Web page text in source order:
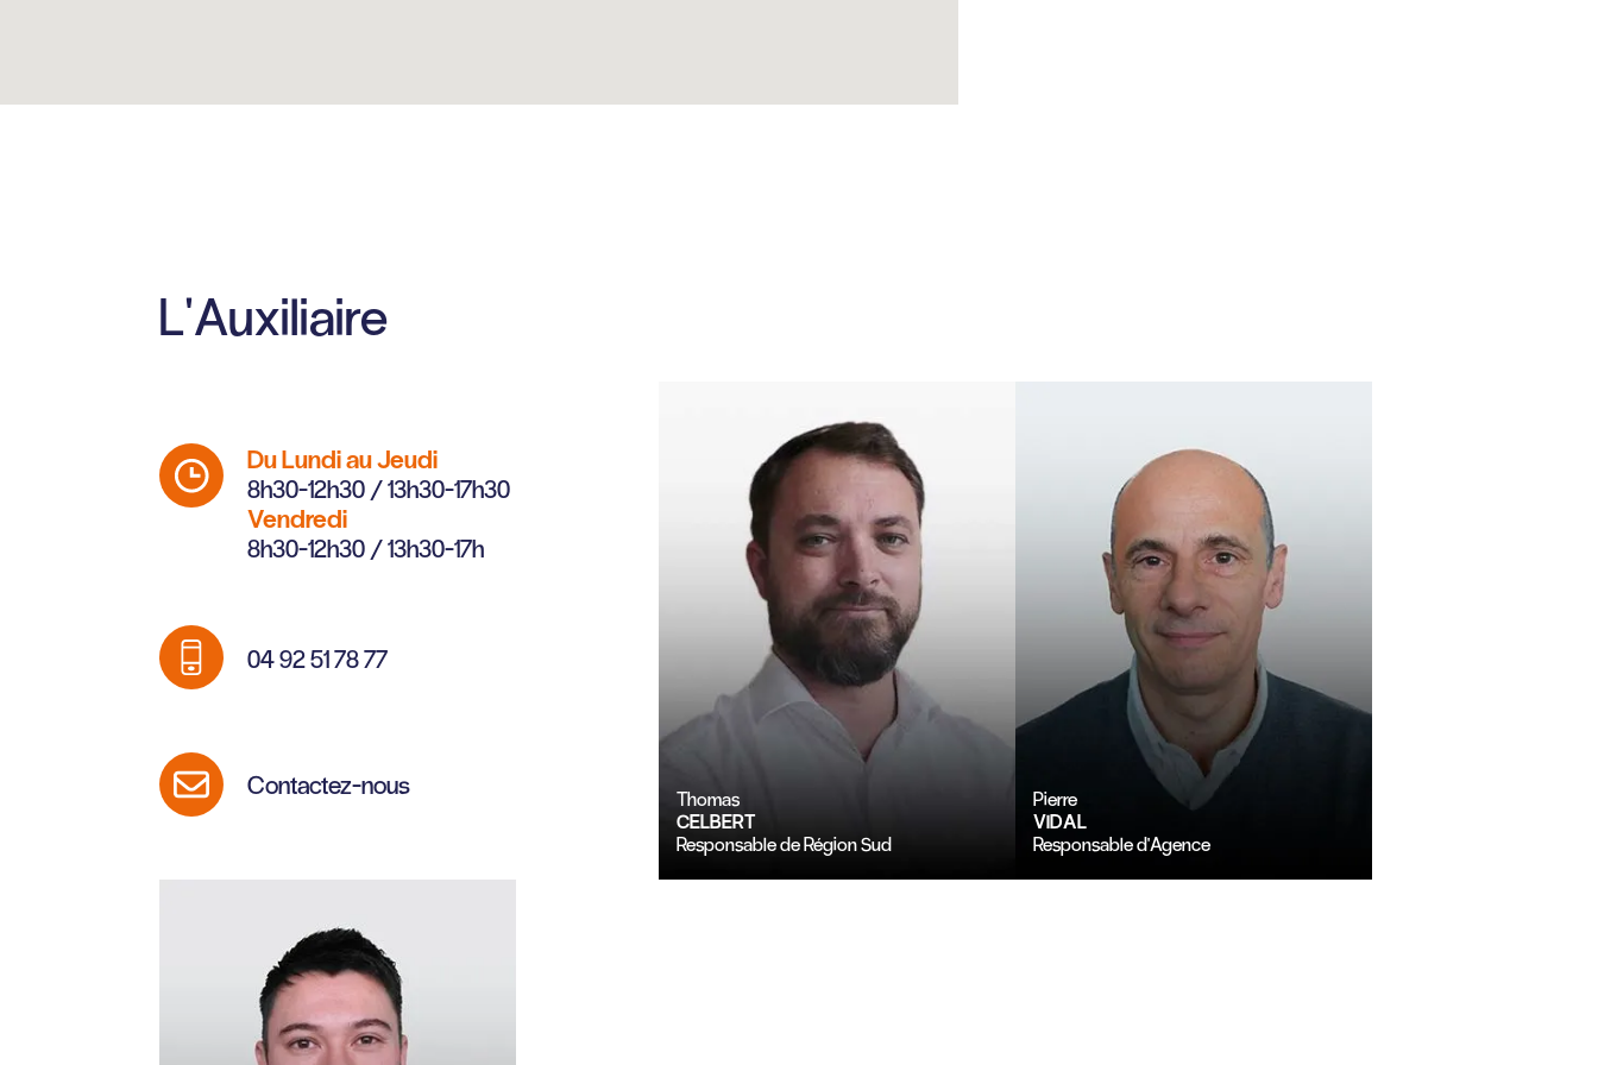
L'Auxiliaire
Du Lundi au Jeudi
8h30-12h30 / 13h30-17h30
Vendredi
8h30-12h30 / 13h30-17h
04 92 51 78 77
Contactez-nous
Thomas
CELBERT
Responsable de Région Sud
Pierre
VIDAL
Responsable d'Agence